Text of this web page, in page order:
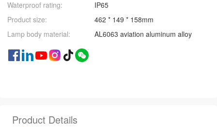
Waterproof rating:
IP65
Product size:
462 * 149 * 158mm
Lamp body material:
AL6063 aviation aluminum alloy
Product Details